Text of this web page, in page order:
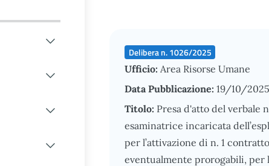
Delibera n. 1026/2025
Ufficio: Area Risorse Umane
Data Pubblicazione: 19/10/2025
Titolo: Presa d'atto del verbale
esaminatrice incaricata
per l’attivazione di n. 1
eventualmente prorogabili, per